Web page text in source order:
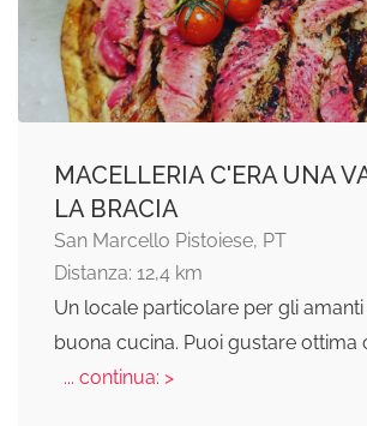
MACELLERIA C'ERA UNA
LA BRACIA
San Marcello Pistoiese, PT
Distanza: 12,4 km
Un locale particolare per gli
buona cucina. Puoi gustare ottima
... continua: >